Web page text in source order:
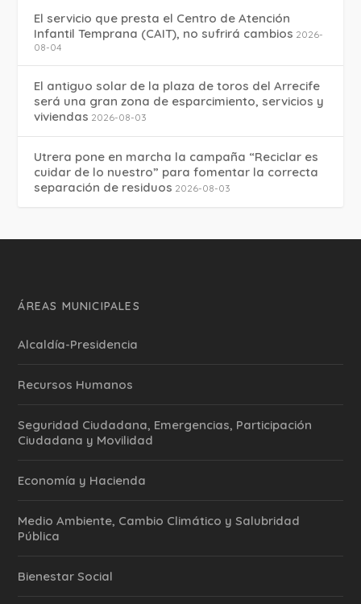
El servicio que presta el Centro de Atención
Infantil Temprana (CAIT), no sufrirá cambios 2026-
08-04
El antiguo solar de la plaza de toros del Arrecife
será una gran zona de esparcimiento, servicios y
viviendas 2026-08-03
Utrera pone en marcha la campaña “Reciclar es
cuidar de lo nuestro” para fomentar la correcta
separación de residuos 2026-08-03
ÁREAS MUNICIPALES
Alcaldía-Presidencia
Recursos Humanos
Seguridad Ciudadana, Emergencias, Participación
Ciudadana y Movilidad
Economía y Hacienda
Medio Ambiente, Cambio Climático y Salubridad
Pública
Bienestar Social